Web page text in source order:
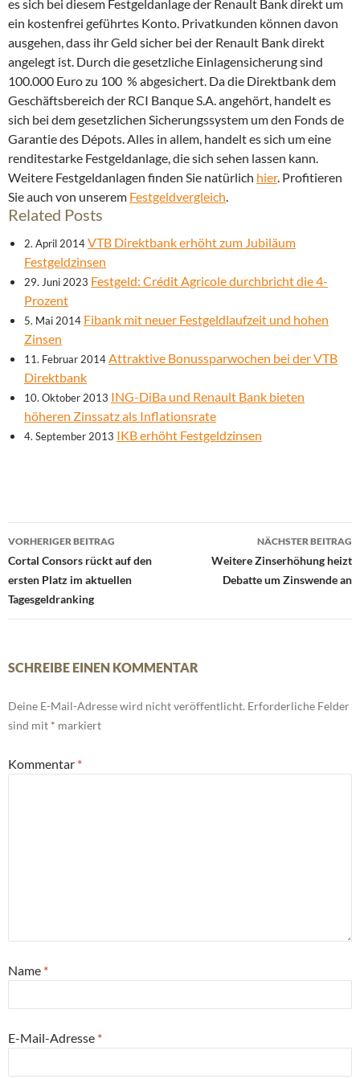
es sich bei diesem Festgeldanlage der Renault Bank direkt um
ein kostenfrei geführtes Konto. Privatkunden können davon
ausgehen, dass ihr Geld sicher bei der Renault Bank direkt
angelegt ist. Durch die gesetzliche Einlagensicherung sind
100.000 Euro zu 100 % abgesichert. Da die Direktbank dem
Geschäftsbereich der RCI Banque S.A. angehört, handelt es
sich bei dem gesetzlichen Sicherungssystem um den Fonds de
Garantie des Dépots. Alles in allem, handelt es sich um eine
renditestarke Festgeldanlage, die sich sehen lassen kann.
Weitere Festgeldanlagen finden Sie natürlich hier. Profitieren
Sie auch von unserem Festgeldvergleich.
Related Posts
2. April 2014VTB Direktbank erhöht zum Jubiläum
Festgeldzinsen
29. Juni 2023 Festgeld: Crédit Agricole durchbricht die 4-
Prozent
5. Mai 2014 Fibank mit neuer Festgeldlaufzeit und hohen
Zinsen
11. Februar 2014Attraktive Bonussparwochen bei der VTB
Direktbank
10. Oktober 2013 ING-DiBa und Renault Bank bieten
höheren Zinssatz als Inflationsrate
4. September 2013 IKB erhöht Festgeldzinsen
Beitrags-
Navigation
VORHERIGER BEITRAG
Cortal Consors rückt auf den
ersten Platz im aktuellen
Tagesgeldranking
NÄCHSTER BEITRAG
Weitere Zinserhöhung heizt
Debatte um Zinswende an
SCHREIBE EINEN KOMMENTAR
Deine E-Mail-Adresse wird nicht veröffentlicht. Erforderliche Felder
sind mit * markiert
Kommentar *
Name *
E-Mail-Adresse *